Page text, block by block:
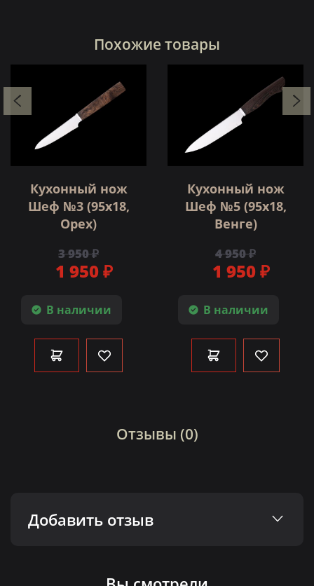
Похожие товары
Кухонный нож
Шеф №3 (95х18,
Орех)
В наличии
3 950 ₽
1 950 ₽
Кухонный нож
Шеф №5 (95х18,
Венге)
В наличии
4 950 ₽
1 950 ₽
Отзывы (0)
Добавить отзыв